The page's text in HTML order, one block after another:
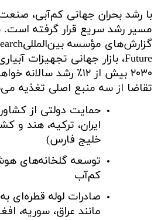
با رشد بحران جهانی کم‌آبی، صنعت
مسیر رشد سریع قرار گرفته
گزارش‌های مؤسسه بین‌المللی
Future، بازار جهانی تجهیزات
۲۰۳۰ بیش از ۱۲٪
رشد سالانه
تقاضا از سه منبع اصلی تغذیه
حمایت دولتی از
ایران، ترکیه، هند و
خلیج فارس)
توسعه گلخانه‌های
کم‌آب
صادرات لوله قطره‌ای
مانند عراق، سوریه،